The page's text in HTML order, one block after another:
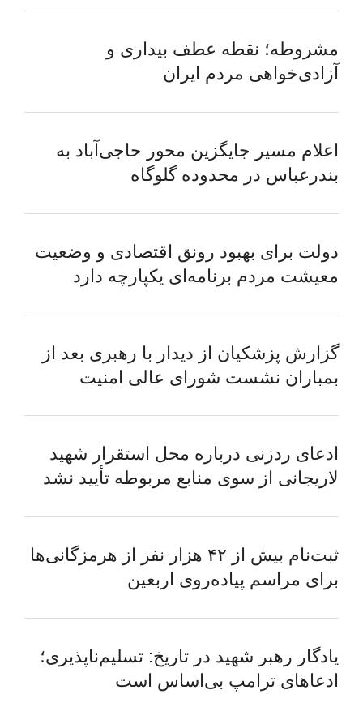
مشروطه؛ نقطه عطف بیداری و
آزادی‌خواهی مردم ایران
اعلام مسیر جایگزین محور حاجی‌آباد به
بندرعباس در محدوده گلوگاه
دولت برای بهبود رونق اقتصادی و وضعیت
معیشت مردم برنامه‌ای یکپارچه دارد
گزارش پزشکیان از دیدار با رهبری بعد از
بمباران نشست شورای عالی امنیت
ادعای ردزنی درباره محل استقرار شهید
لاریجانی از سوی منابع مربوطه تأیید نشد
ثبت‌نام بیش از ۴۲ هزار نفر از هرمزگانی‌ها
برای مراسم پیاده‌روی اربعین
یادگار رهبر شهید در تاریخ: تسلیم‌ناپذیری؛
ادعاهای ترامپ بی‌اساس است